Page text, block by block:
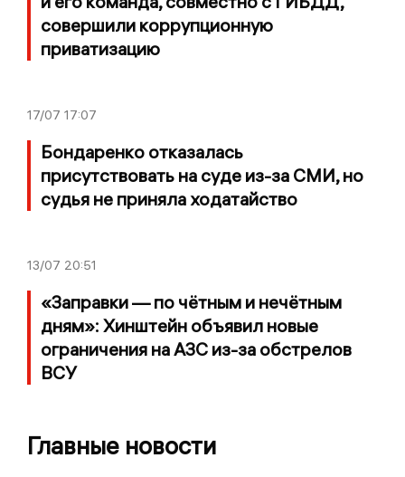
совершили коррупционную
приватизацию
17/07 17:07
Бондаренко отказалась
присутствовать на суде из-за СМИ, но
судья не приняла ходатайство
13/07 20:51
«Заправки — по чётным и нечётным
дням»: Хинштейн объявил новые
ограничения на АЗС из-за обстрелов
ВСУ
Главные новости